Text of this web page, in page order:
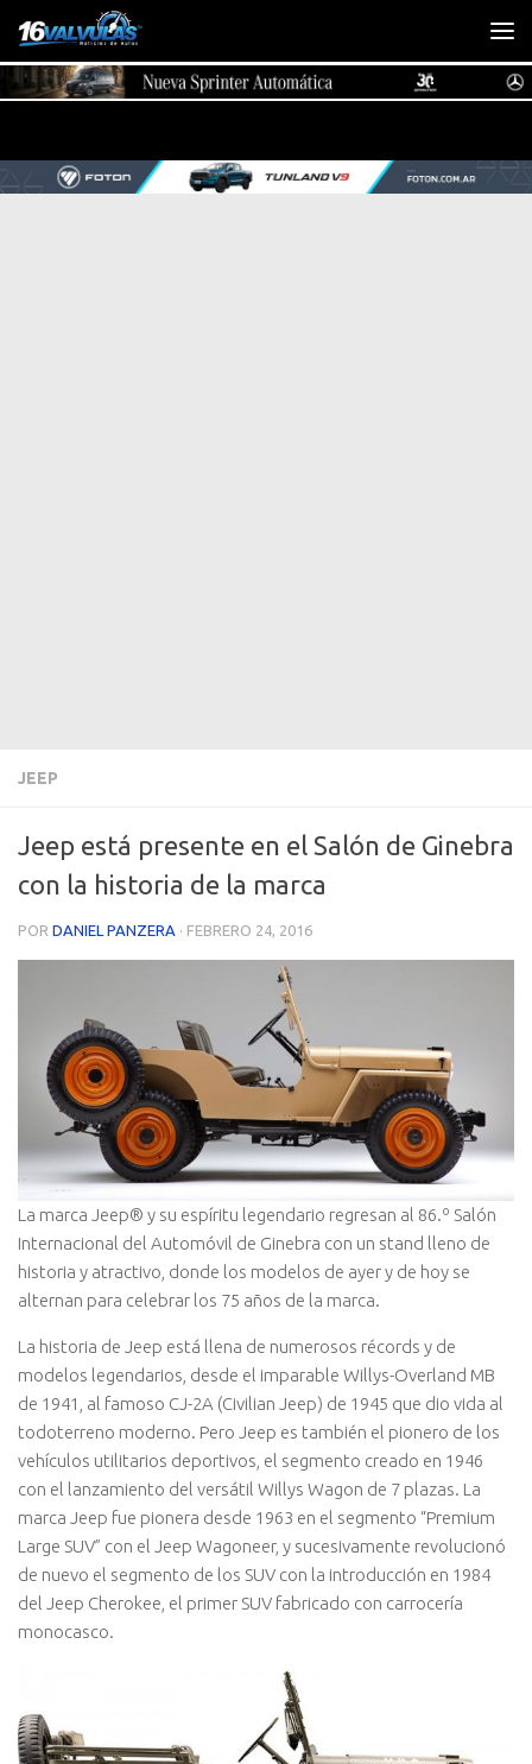
Saltar al contenido
JEEP
Jeep está presente en el Salón de Ginebra
con la historia de la marca
POR DANIEL PANZERA · FEBRERO 24, 2016
La marca Jeep® y su espíritu legendario regresan al 86.º Salón
Internacional del Automóvil de Ginebra con un stand lleno de
historia y atractivo, donde los modelos de ayer y de hoy se
alternan para celebrar los 75 años de la marca.
La historia de Jeep está llena de numerosos récords y de
modelos legendarios, desde el imparable Willys-Overland MB
de 1941, al famoso CJ-2A (Civilian Jeep) de 1945 que dio vida al
todoterreno moderno. Pero Jeep es también el pionero de los
vehículos utilitarios deportivos, el segmento creado en 1946
con el lanzamiento del versátil Willys Wagon de 7 plazas. La
marca Jeep fue pionera desde 1963 en el segmento “Premium
Large SUV” con el Jeep Wagoneer, y sucesivamente revolucionó
de nuevo el segmento de los SUV con la introducción en 1984
del Jeep Cherokee, el primer SUV fabricado con carrocería
monocasco.